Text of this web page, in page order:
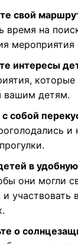
свой
время на
мероприятия
интересы
которые
вашим детям.
собой
и
в
они могли
и участвовать
о